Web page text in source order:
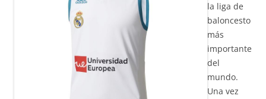
la liga de
baloncesto
más
importante
del
mundo.
Una vez